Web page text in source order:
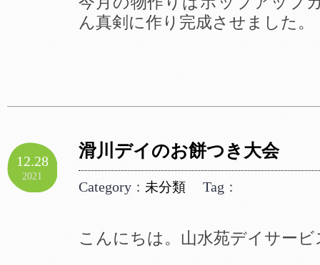
ん真剣に作り完成させました。
12.28
2021
滑川デイのお餅つき大会
Category ： 未分類 Tag ：
こんにちは。山水苑デイサー